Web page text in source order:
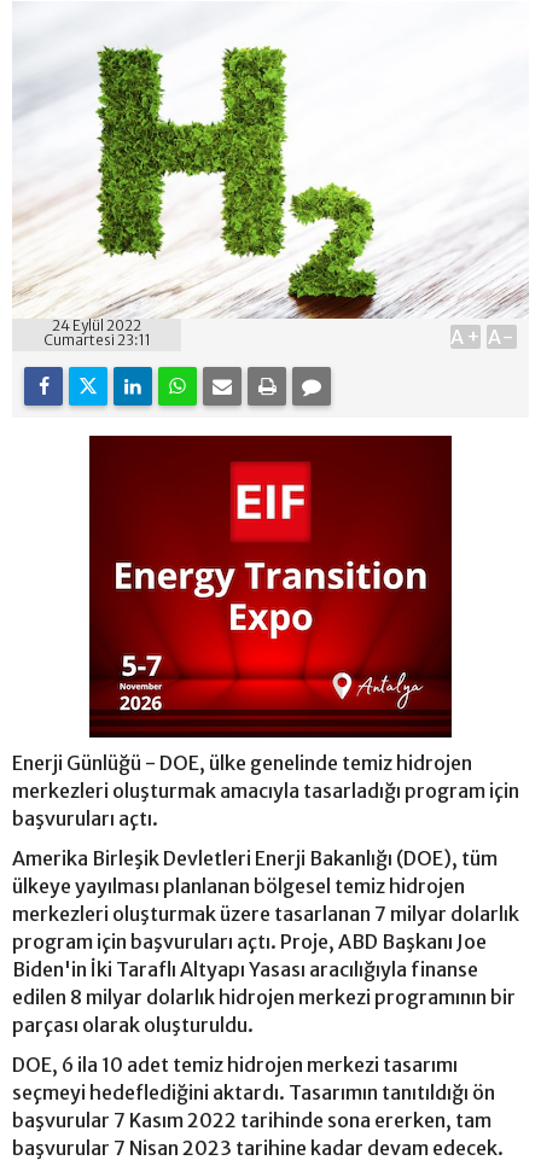
24 Eylül 2022
Cumartesi 23:11
A+ A-
Enerji Günlüğü - DOE, ülke genelinde temiz hidrojen
merkezleri oluşturmak amacıyla tasarladığı program için
başvuruları açtı.
Amerika Birleşik Devletleri Enerji Bakanlığı (DOE), tüm
ülkeye yayılması planlanan bölgesel temiz hidrojen
merkezleri oluşturmak üzere tasarlanan 7 milyar dolarlık
program için başvuruları açtı. Proje, ABD Başkanı Joe
Biden'in İki Taraflı Altyapı Yasası aracılığıyla finanse
edilen 8 milyar dolarlık hidrojen merkezi programının bir
parçası olarak oluşturuldu.
DOE, 6 ila 10 adet temiz hidrojen merkezi tasarımı
seçmeyi hedeflediğini aktardı. Tasarımın tanıtıldığı ön
başvurular 7 Kasım 2022 tarihinde sona ererken, tam
başvurular 7 Nisan 2023 tarihine kadar devam edecek.